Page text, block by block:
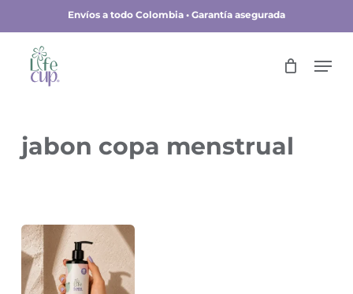
content
Envíos a todo Colombia • Garantía asegurada
jabon copa menstrual
Menu